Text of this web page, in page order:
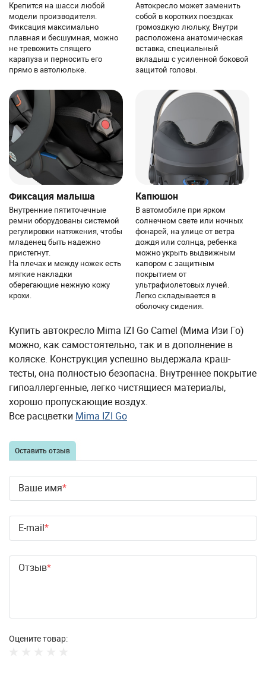
Крепится на шасси любой
модели производителя.
Фиксация максимально
плавная и бесшумная, можно
не тревожить спящего
карапуза и перносить его
прямо в автолюльке.
Автокресло может заменить
собой в коротких поездках
громоздкую люльку, Внутри
расположена анатомическая
вставка, специальный
вкладыш с усиленной боковой
защитой головы.
Фиксация малыша
Внутренние пятиточечные
ремни оборудованы системой
регулировки натяжения, чтобы
младенец быть надежно
пристегнут.
На плечах и между ножек есть
мягкие накладки
оберегающие нежную кожу
крохи.
Капюшон
В автомобиле при ярком
солнечном свете или ночных
фонарей, на улице от ветра
дождя или солнца, ребенка
можно укрыть выдвижным
капором с защитным
покрытием от
ультрафиолетовых лучей.
Легко складывается в
оболочку сидения.
Купить автокресло Mima IZI Go Camel (Мима Изи Го)
можно, как самостоятельно, так и в дополнение в
коляске. Конструкция успешно выдержала краш-
тесты, она полностью безопасна. Внутреннее покрытие
гипоаллергенные, легко чистящиеся материалы,
хорошо пропускающие воздух.
Все расцветки Mima IZI Go
Оставить отзыв
Ваше имя
E-mail
Отзыв
Оцените товар: